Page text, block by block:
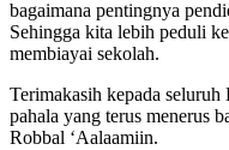
bagaimana pentingnya
Sehingga kita lebih peduli
membiayai sekolah.
Terimakasih kepada seluruh
pahala yang terus menerus
Robbal ‘Aalaamiin.